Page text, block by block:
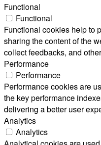
Functional
Functional
Functional cookies help to
sharing the content of the
collect feedbacks, and
Performance
Performance
Performance cookies are
the key performance
delivering a better user
Analytics
Analytics